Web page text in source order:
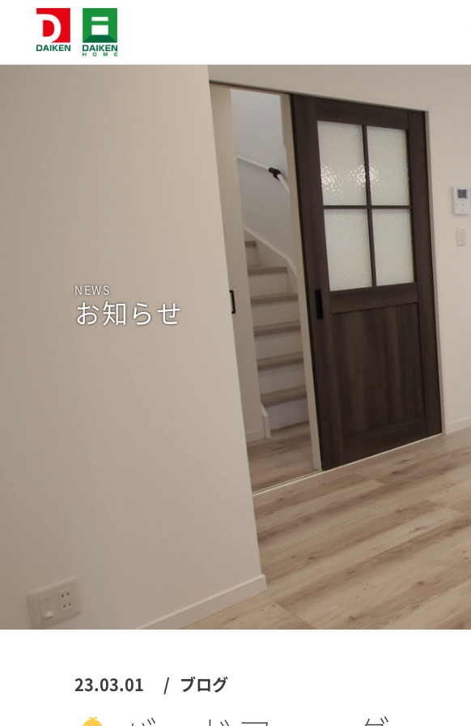
NEWS
お知らせ
23.03.01 ブログ